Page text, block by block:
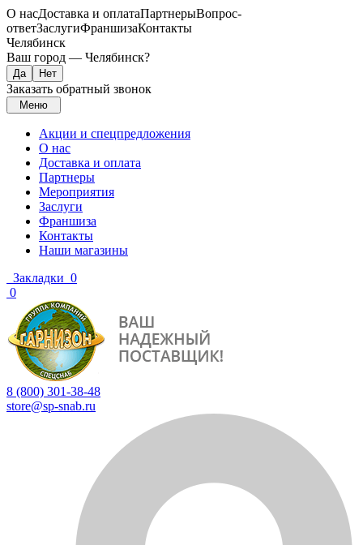
О насДоставка и оплатаПартнерыВопрос-
ответЗаслугиФраншизаКонтакты
Челябинск
Ваш город — Челябинск?
Заказать обратный звонок
Меню
Акции и спецпредложения
О нас
Доставка и оплата
Партнеры
Мероприятия
Заслуги
Франшиза
Контакты
Наши магазины
Закладки 0
0
8 (800) 301-38-48
store@sp-snab.ru